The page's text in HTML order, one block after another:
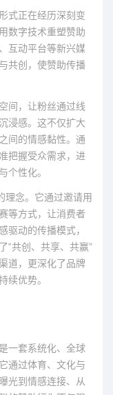
式正在经历深刻变
数字技术重塑赞助
互动平台等新兴媒
共创，使赞助传播
间，让粉丝通过线
浸感。这不仅扩大
间的情感黏性。通
把握受众需求，进
个性化。
理念。它通过邀请用
等方式，让消费者
驱动的传播模式，
“共创、共享、共赢”
道，更深化了品牌
续优势。
一套系统化、全球
通过体育、文化与
光到情感连接、从